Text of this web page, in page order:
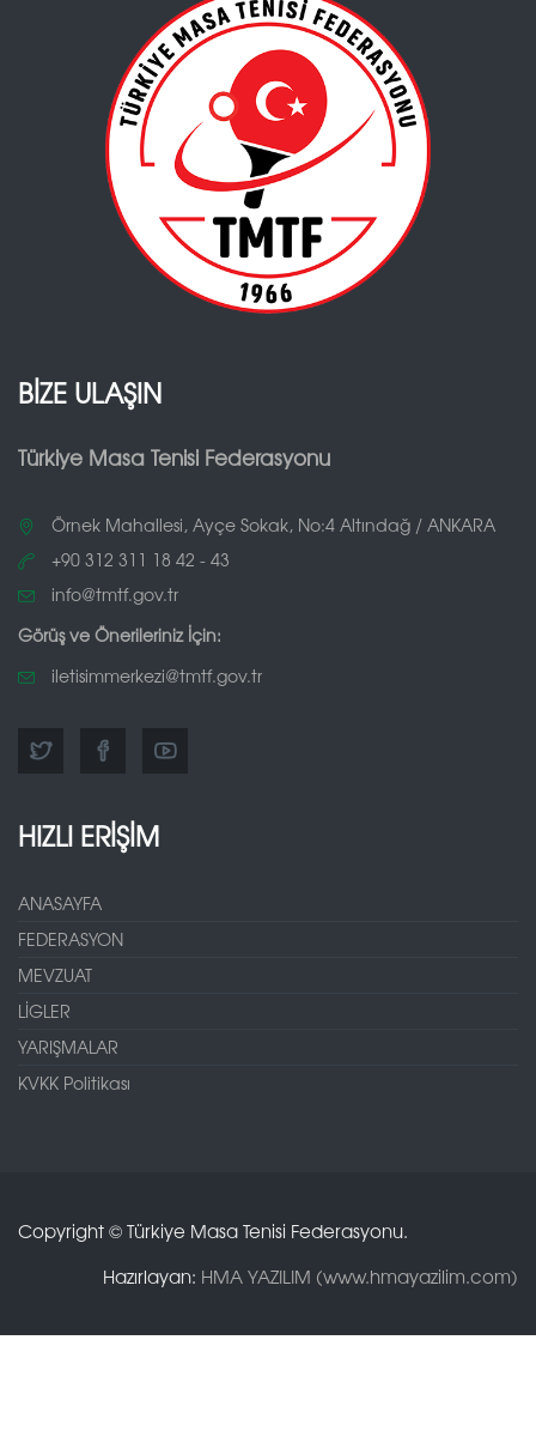
BİZE ULAŞIN
Türkiye Masa Tenisi Federasyonu
Örnek Mahallesi, Ayçe Sokak, No:4 Altındağ / ANKARA
+90 312 311 18 42 - 43
info@tmtf.gov.tr
Görüş ve Önerileriniz İçin:
iletisimmerkezi@tmtf.gov.tr
HIZLI ERİŞİM
ANASAYFA
FEDERASYON
MEVZUAT
LİGLER
YARIŞMALAR
KVKK Politikası
Copyright © Türkiye Masa Tenisi Federasyonu.
Hazırlayan: HMA YAZILIM (www.hmayazilim.com)